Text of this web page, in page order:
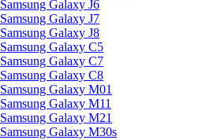
Samsung Galaxy J6
Samsung Galaxy J7
Samsung Galaxy J8
Samsung Galaxy C5
Samsung Galaxy C7
Samsung Galaxy C8
Samsung Galaxy M01
Samsung Galaxy M11
Samsung Galaxy M21
Samsung Galaxy M30s